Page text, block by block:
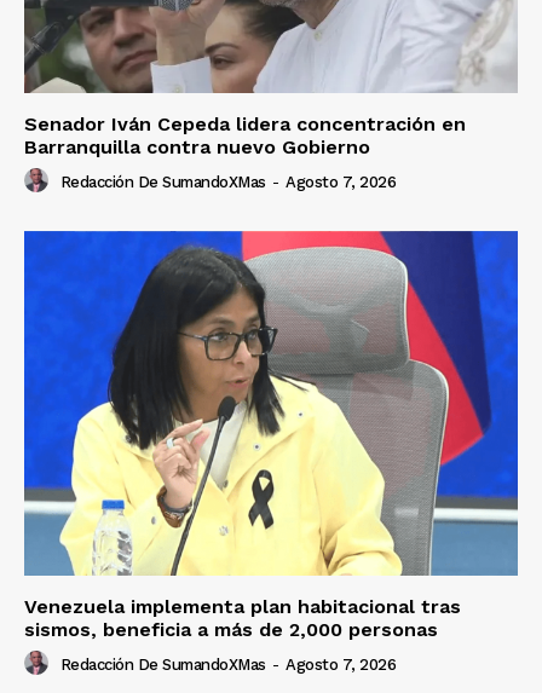
Senador Iván Cepeda lidera concentración en
Barranquilla contra nuevo Gobierno
Redacción De SumandoXMas - Agosto 7, 2026
Venezuela implementa plan habitacional tras
sismos, beneficia a más de 2,000 personas
Redacción De SumandoXMas - Agosto 7, 2026